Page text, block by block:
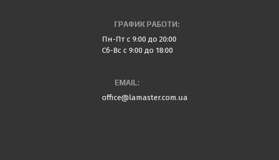
ГРАФИК РАБОТИ:
Пн-Пт с 9:00 до 20:00
Сб-Вс с 9:00 до 18:00
EMAIL:
office@lamaster.com.ua